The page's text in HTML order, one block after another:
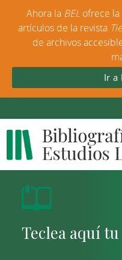
Ahora la BEL ofrece
artículos de la revista
de archivos
Ir a